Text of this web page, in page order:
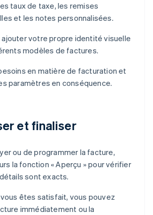
taux de taxe, les remises
et les notes personnalisées.
ajouter votre propre identité visuelle
modèles de factures.
en matière de facturation et
paramètres en conséquence.
et finaliser
ou de programmer la facture,
la fonction « Aperçu » pour vérifier
sont exacts.
êtes satisfait, vous pouvez
immédiatement ou la